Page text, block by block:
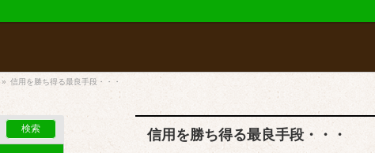
» 信用を勝ち得る最良手段・・・
信用を勝ち得る最良手段・・・